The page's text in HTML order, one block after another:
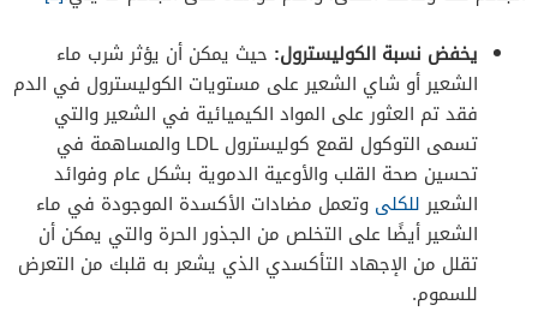
يخفض نسبة الكوليسترول: حيث يمكن أن يؤثر شرب ماء
الشعير أو شاي الشعير على مستويات الكوليسترول في الدم
فقد تم العثور على المواد الكيميائية في الشعير والتي
تسمى التوكول لقمع كوليسترول LDL والمساهمة في
تحسين صحة القلب والأوعية الدموية بشكل عام وفوائد
الشعيرللكلى وتعمل مضادات الأكسدة الموجودة في ماء
الشعير أيضًا على التخلص من الجذور الحرة والتي يمكن أن
تقلل من الإجهاد التأكسدي الذي يشعر به قلبك من التعرض
للسموم.